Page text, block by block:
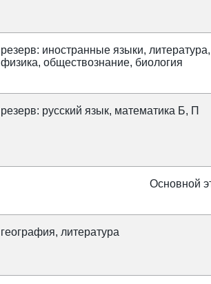
резерв: иностранные языки, литература,
физика, обществознание, биология
резерв: русский язык, математика Б, П
Основной
география, литература